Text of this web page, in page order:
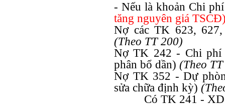
- Nếu là khoản Chi
tăng nguyên giá
Nợ các TK 623,
(Theo TT 200)
Nợ TK 242 - Chi phí
phân bổ dần) (Theo
Nợ TK 352 - Dự
sửa chữa định kỳ)
Có TK 241 -